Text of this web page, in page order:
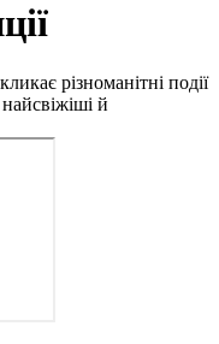
різноманітні події
й